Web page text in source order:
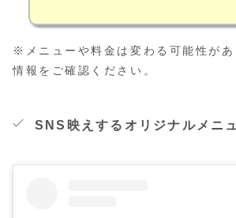
※メニューや料金は変わる可能性が
情報をご確認ください。
SNS映えするオリジナルメニ